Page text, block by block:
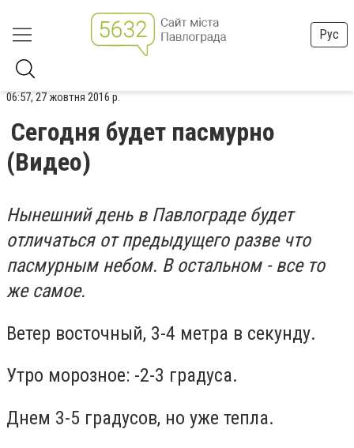
Рус
06:57, 27 жовтня 2016 р.
Сегодня будет пасмурно
(Видео)
Нынешний день в Павлограде будет
отличаться от предыдущего разве что
пасмурным небом. В остальном - все то
же самое.
Ветер восточный, 3-4 метра в секунду.
Утро морозное: -2-3 градуса.
Днем 3-5 градусов, но уже тепла.